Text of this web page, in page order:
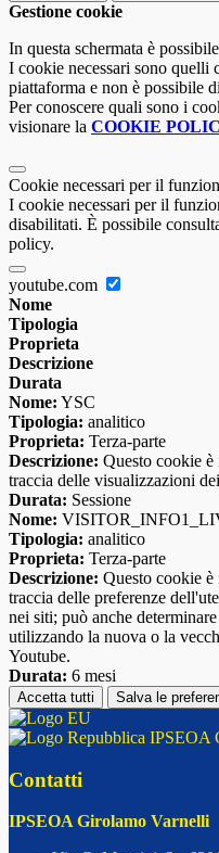
Gestione cookie
In questa schermata è
I cookie necessari sono quelli
piattaforma e non è possibile
Per conoscere quali sono i
visionare la COOKIE
Cookie necessari per il
I cookie necessari per il
disabilitati. È possibile
policy.
youtube.com
Nome
Tipologia
Proprieta
Descrizione
Durata
Nome: YSC
Tipologia: analitico
Proprieta: Terza-parte
Descrizione: Questo cookie è
traccia delle visualizzazioni
Durata: Sessione
Nome:
Tipologia: analitico
Proprieta: Terza-parte
Descrizione: Questo cookie è
traccia delle preferenze
nei siti; può anche
utilizzando la nuova o la
Youtube.
Durata: 6 mesi
Accetta tutti Salva le
IPSEOA
Contatti
IPSEOA Girolamo Varnelli